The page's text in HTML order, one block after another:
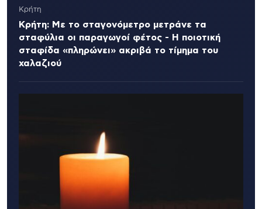
Κρήτη
Κρήτη: Με το σταγονόμετρο μετράνε τα
σταφύλια οι παραγωγοί φέτος - Η ποιοτική
σταφίδα «πληρώνει» ακριβά το τίμημα του
χαλαζιού